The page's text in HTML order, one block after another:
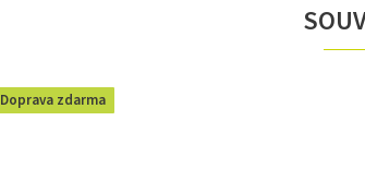
Doprava zdarma